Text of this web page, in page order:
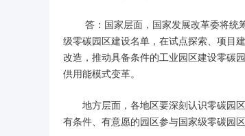
答：国家层面，国家发展改革委将统
级零碳园区建设名单，在试点探索、项目
改造，推动具备条件的工业园区建设零碳
供用能模式变革。
地方层面，各地区要深刻认识零碳园
有条件、有意愿的园区参与国家级零碳园